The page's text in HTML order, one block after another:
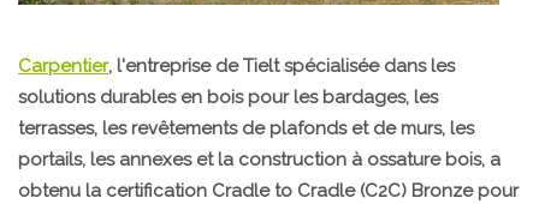
Carpentier, l'entreprise de Tielt spécialisée dans les
solutions durables en bois pour les bardages, les
terrasses, les revêtements de plafonds et de murs, les
portails, les annexes et la construction à ossature bois, a
obtenu la certification Cradle to Cradle (C2C) Bronze pour